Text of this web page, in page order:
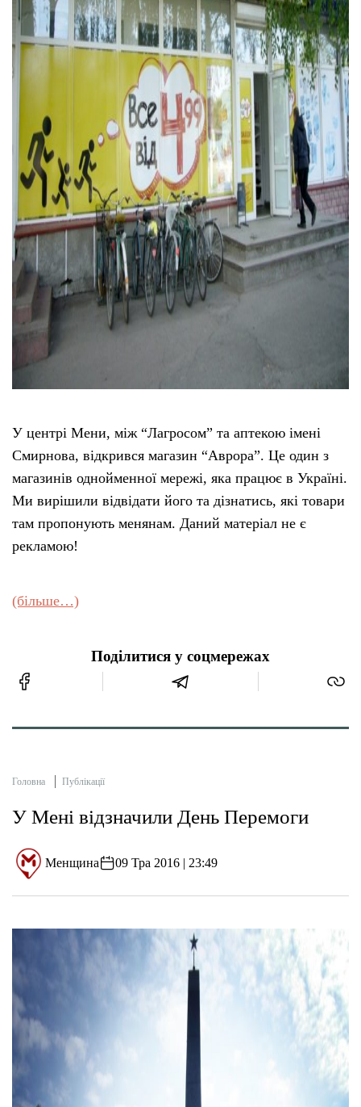
У центрі Мени, між “Лагросом” та аптекою імені
Смирнова, відкрився магазин “Аврора”. Це один з
магазинів однойменної мережі, яка працює в Україні.
Ми вирішили відвідати його та дізнатись, які товари
там пропонують менянам. Даний матеріал не є
рекламою!
(більше…)
Поділитися у соцмережах
Головна Публікації
У Мені відзначили День Перемоги
Менщина 09 Тра 2016 | 23:49